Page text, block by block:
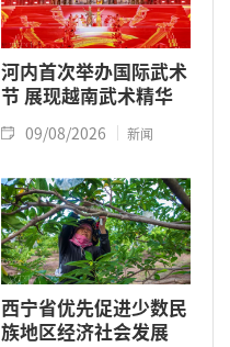
河内首次举办国际武术
节 展现越南武术精华
09/08/2026 新闻
西宁省优先促进少数民
族地区经济社会发展